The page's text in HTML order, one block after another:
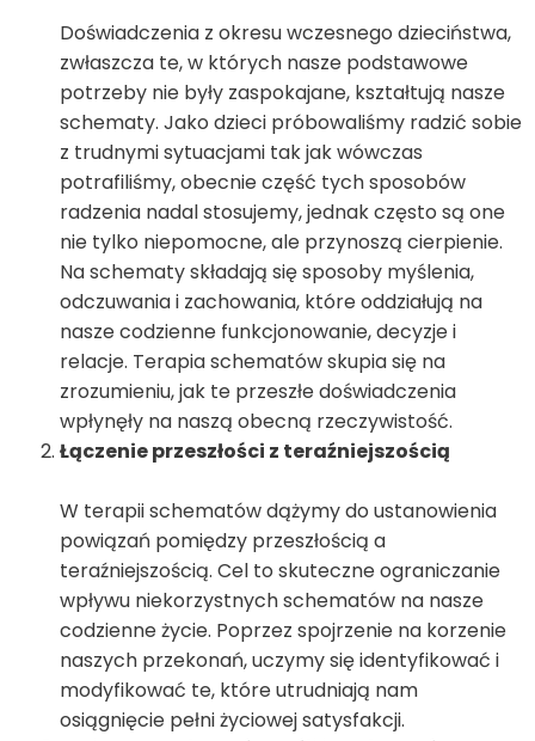
Doświadczenia z okresu wczesnego dzieciństwa,
zwłaszcza te, w których nasze podstawowe
potrzeby nie były zaspokajane, kształtują nasze
schematy. Jako dzieci próbowaliśmy radzić sobie
z trudnymi sytuacjami tak jak wówczas
potrafiliśmy, obecnie część tych sposobów
radzenia nadal stosujemy, jednak często są one
nie tylko niepomocne, ale przynoszą cierpienie.
Na schematy składają się sposoby myślenia,
odczuwania i zachowania, które oddziałują na
nasze codzienne funkcjonowanie, decyzje i
relacje. Terapia schematów skupia się na
zrozumieniu, jak te przeszłe doświadczenia
wpłynęły na naszą obecną rzeczywistość.
Łączenie przeszłości z teraźniejszością
W terapii schematów dążymy do ustanowienia
powiązań pomiędzy przeszłością a
teraźniejszością. Cel to skuteczne ograniczanie
wpływu niekorzystnych schematów na nasze
codzienne życie. Poprzez spojrzenie na korzenie
naszych przekonań, uczymy się identyfikować i
modyfikować te, które utrudniają nam
osiągnięcie pełni życiowej satysfakcji.